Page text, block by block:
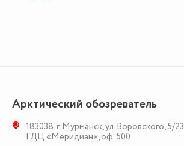
Арктический обозреватель
183038,г. Мурманск,ул. Воровского, 5/23
ГДЦ «Меридиан», оф. 500